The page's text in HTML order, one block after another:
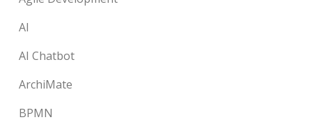
AI
AI Chatbot
ArchiMate
BPMN